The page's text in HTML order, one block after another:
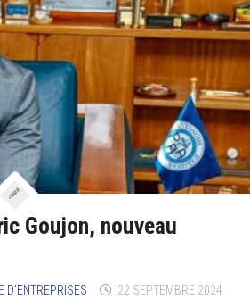
Goujon, nouveau
D’ENTREPRISES 22 SEPTEMBRE 2024